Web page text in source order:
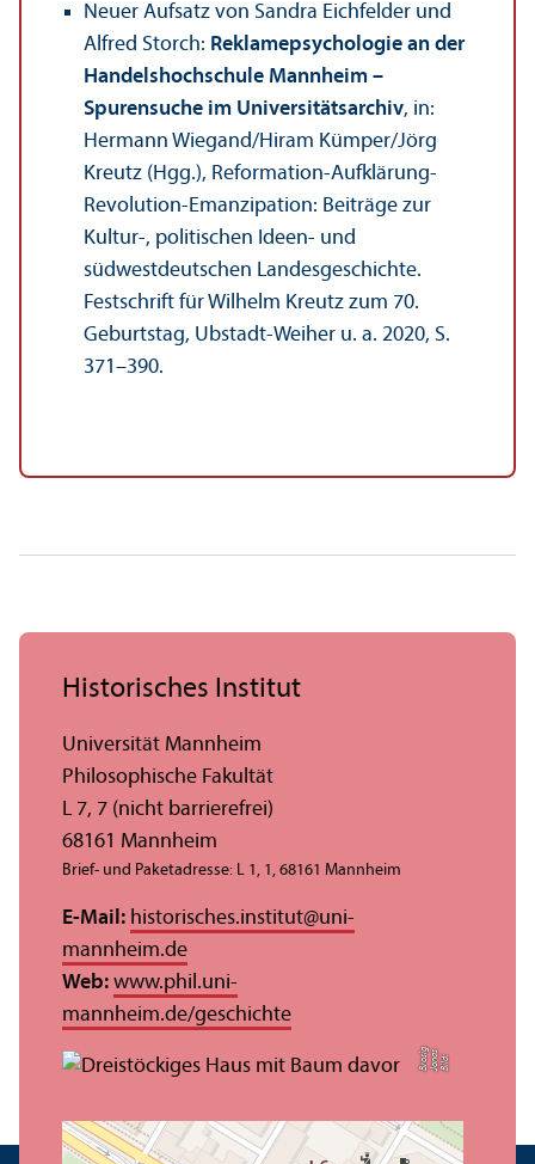
Neuer Aufsatz von Sandra Eichfelder und
Alfred Storch: Reklamepsychologie an der
Handels­hochschule Mannheim –
Spurensuche im Universitäts­archiv, in:
Hermann Wiegand/Hiram Kümper/Jörg
Kreutz (Hgg.), Reformation-Aufklärung-
Revolution-Emanzipation: Beiträge zur
Kultur-, politischen Ideen- und
südwestdeutschen Landes­geschichte.
Festschrift für Wilhelm Kreutz zum 70.
Geburtstag, Ubstadt-Weiher u. a. 2020, S.
371–390.
Bil
d:
J
o
n
a
sB
r
o
si
g
Historisches Institut
Universität Mannheim
Philosophische Fakultät
L 7, 7 (nicht barrierefrei)
68161 Mannheim
Brief- und Paketadresse: L 1, 1, 68161 Mannheim
E-Mail: historisches.institut@uni-
mannheim.de
Web: www.phil.uni-
mannheim.de/geschichte